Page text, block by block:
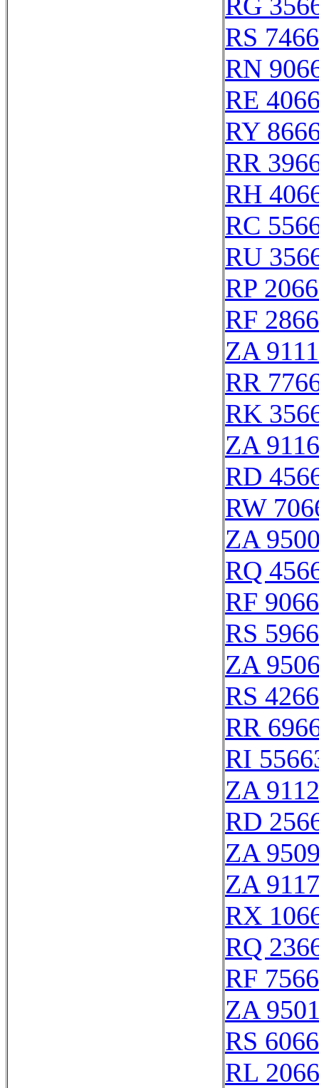
RS
RN
RE
RY
RR
RH
RC
RU
RP
RF
ZA
RR
RK
ZA
RD
RW
ZA
RQ
RF
RS
ZA
RS
RR
RI
ZA
RD
ZA
ZA
RX
RQ
RF
ZA
RS
RL